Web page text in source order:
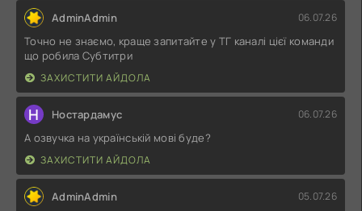
AdminAdmin 06.07.26
Точно не знаємо, краще запитайте у ТГ каналі цієї команди
що робила Субтитри
ЗАХИСТИТИ АЙДОЛА
Н Ностардамус 06.07.26
А озвучка на українській мові буде?
ЗАХИСТИТИ АЙДОЛА
AdminAdmin 05.07.26